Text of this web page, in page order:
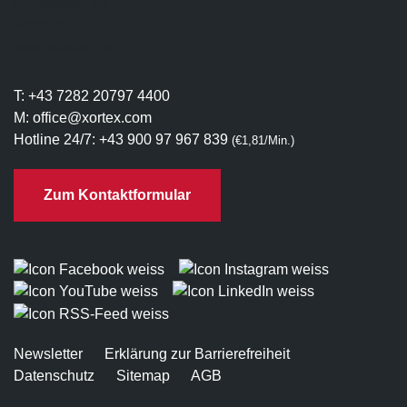
Bei Produkten auf Anfrage wird anstelle des
Buttons "in den Waren­korb" entweder der
Button "Produkt anfragen" oder "Variante
anfragen"ange­zeigt, je nach­dem, ob die
Checkbox "Variante auf Anfrage" für alle
Button-Text
Kategoriengeändert werden.
DerMengen­wählerwird bei Produkten oder
Produkt­varianten auf Anfrage
Wenn Ihre Kunden bei Produkten auf
Anfrage auf den Button klicken, gelangen sie
T: +43 7282 20797 4400
M: office@xortex.com
Hotline 24/7: +43 900 97 967 839 (€1,81/Min.)
Zum Kontaktformular
Newsletter
Erklärung zur Barrierefreiheit
Datenschutz
Sitemap AGB